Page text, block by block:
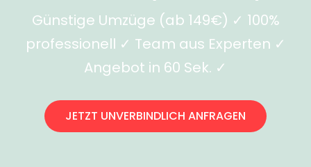
Günstige Umzüge (ab 149€) ✓ 100%
professionell ✓ Team aus Experten ✓
Angebot in 60 Sek. ✓
JETZT UNVERBINDLICH ANFRAGEN